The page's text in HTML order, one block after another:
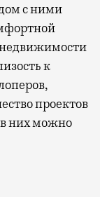
с ними
к
проектов
них можно